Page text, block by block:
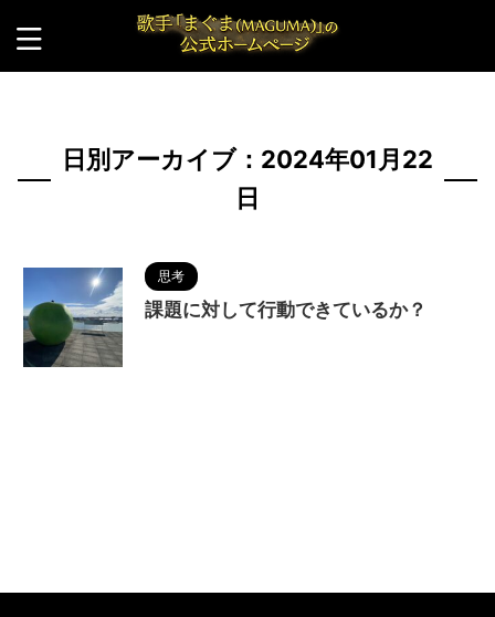
日別アーカイブ：2024年01月22
日
思考
課題に対して行動できているか？